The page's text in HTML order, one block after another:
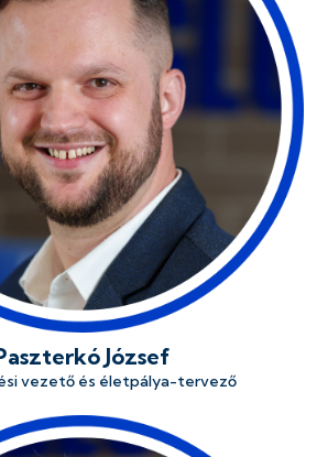
József
vezető és életpálya-tervező